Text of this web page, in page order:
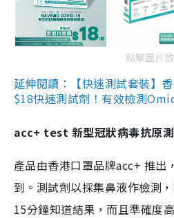
點擊圖片
延伸閱讀：【快速測試套裝】
$18快速測試劑！有效檢測
acc+ test 新型冠狀病毒抗原
產品由香港口罩品牌acc+ 推出
到。測試劑以採集鼻液作檢測
15分鐘知道結果，而且準確度